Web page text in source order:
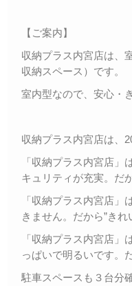
【ご案内】
収納プラス内宮店は、
収納スペース）です。
室内型なので、安心・
収納プラス内宮店は、
「収納プラス内宮店」
キュリティが充実。だ
「収納プラス内宮店」
きません。だから”きれ
「収納プラス内宮店」
っぱいで明るいです。
駐車スペースも３台分